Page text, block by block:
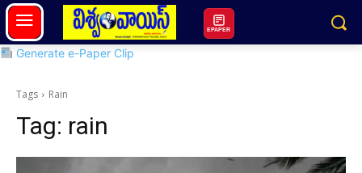
EPAPER
Generate e-Paper Clip
Tags Rain
Tag: rain